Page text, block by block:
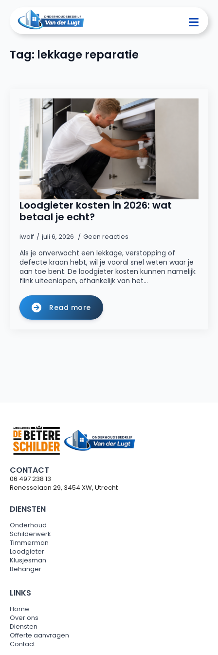
Tag: lekkage reparatie
Loodgieter kosten in 2026: wat
betaal je echt?
iwolf juli 6, 2026 Geen reacties
Als je onverwacht een lekkage, verstopping of
defecte kraan hebt, wil je vooral snel weten waar je
aan toe bent. De loodgieter kosten kunnen namelijk
flink uiteenlopen, afhankelijk van het…
Read more
CONTACT
06 497 238 13
Renesselaan 29, 3454 XW, Utrecht
DIENSTEN
Onderhoud
Schilderwerk
Timmerman
Loodgieter
Klusjesman
Behanger
LINKS
Home
Over ons
Diensten
Offerte aanvragen
Contact